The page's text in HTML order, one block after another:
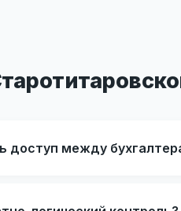
доступ между